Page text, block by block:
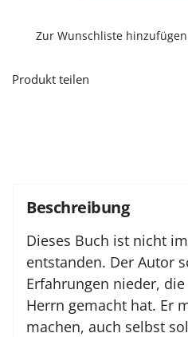
euch»Zur Wunschliste hinzufügen
Produkt teilen
Beschreibung
Dieses Buch ist nicht
entstanden. Der Autor
Erfahrungen nieder,
Herrn gemacht hat. Er
machen, auch selbst